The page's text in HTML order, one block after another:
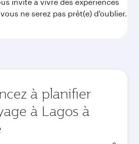
ne serez pas prêt(e) d'oublier.
à planifier
à Lagos à